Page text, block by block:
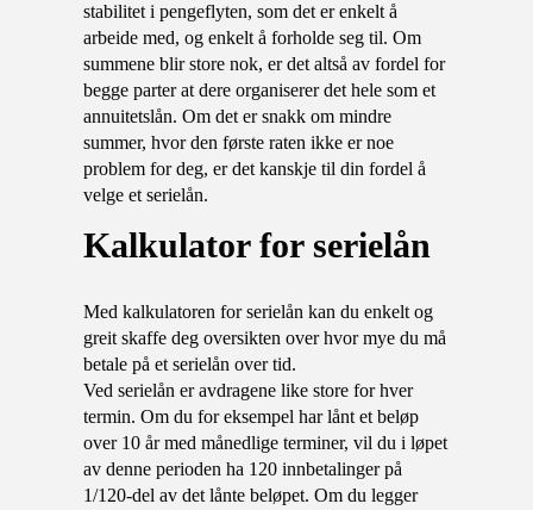
stabilitet i pengeflyten, som det er enkelt å
arbeide med, og enkelt å forholde seg til. Om
summene blir store nok, er det altså av fordel for
begge parter at dere organiserer det hele som et
annuitetslån. Om det er snakk om mindre
summer, hvor den første raten ikke er noe
problem for deg, er det kanskje til din fordel å
velge et serielån.
kalkulator for serielån
Med kalkulatoren for serielån kan du enkelt og
greit skaffe deg oversikten over hvor mye du må
betale på et serielån over tid.
Ved serielån er avdragene like store for hver
termin. Om du for eksempel har lånt et beløp
over 10 år med månedlige terminer, vil du i løpet
av denne perioden ha 120 innbetalinger på
1/120-del av det lånte beløpet. Om du legger